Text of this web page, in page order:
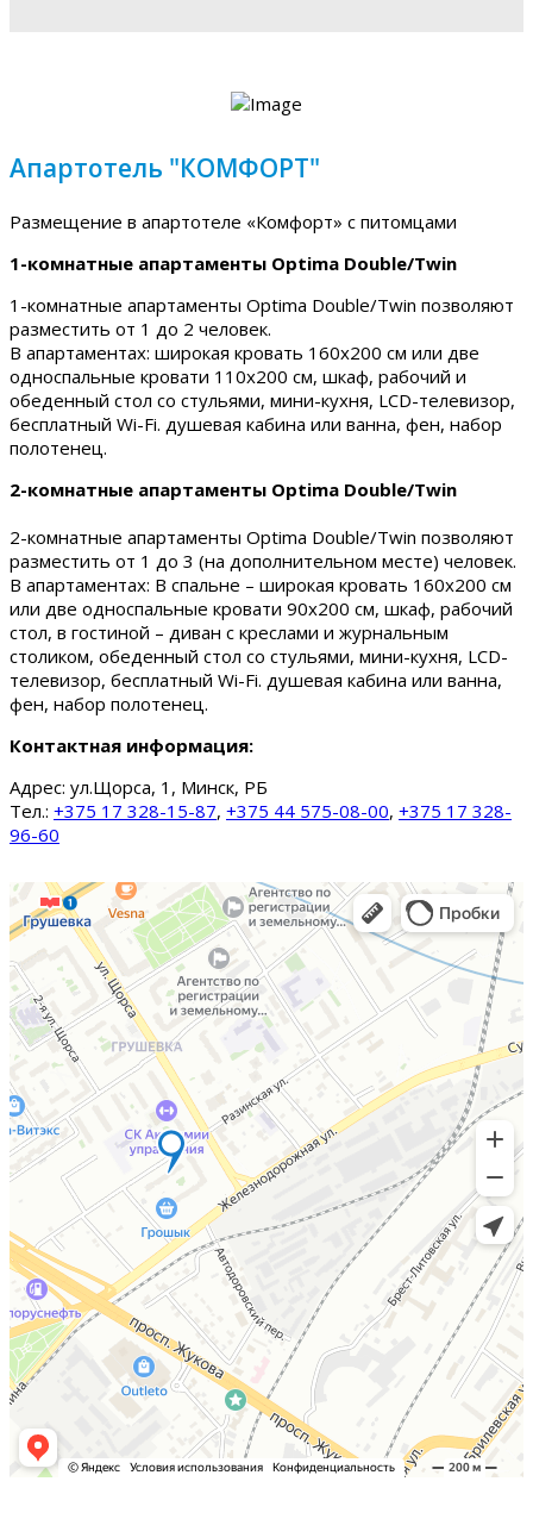
Апартотель "КОМФОРТ"
Размещение в апартотеле «Комфорт» с питомцами
1-комнатные апартаменты Optima Double/Twin
1-комнатные апартаменты Optima Double/Twin позволяют
разместить от 1 до 2 человек.
В апартаментах: широкая кровать 160х200 см или две
односпальные кровати 110х200 см, шкаф, рабочий и
обеденный стол со стульями, мини-кухня, LCD-телевизор,
бесплатный Wi-Fi. душевая кабина или ванна, фен, набор
полотенец.
2-комнатные апартаменты Optima Double/Twin
2-комнатные апартаменты Optima Double/Twin позволяют
разместить от 1 до 3 (на дополнительном месте) человек.
В апартаментах: В спальне – широкая кровать 160х200 см
или две односпальные кровати 90х200 см, шкаф, рабочий
стол, в гостиной – диван с креслами и журнальным
столиком, обеденный стол со стульями, мини-кухня, LCD-
телевизор, бесплатный Wi-Fi. душевая кабина или ванна,
фен, набор полотенец.
Контактная информация:
Адрес: ул.Щорса, 1, Минск, РБ
Тел.: +375 17 328-15-87, +375 44 575-08-00, +375 17 328-
96-60